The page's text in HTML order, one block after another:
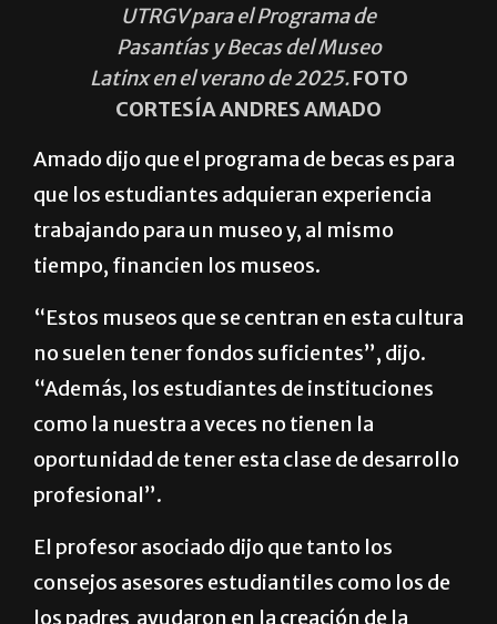
UTRGV para el Programa de
Pasantías y Becas del Museo
Latinx en el verano de 2025.FOTO
CORTESÍA ANDRES AMADO
Amado dijo que el programa de becas es para
que los estudiantes adquieran experiencia
trabajando para un museo y, al mismo
tiempo, financien los museos.
“Estos museos que se centran en esta cultura
no suelen tener fondos suficientes”, dijo.
“Además, los estudiantes de instituciones
como la nuestra a veces no tienen la
oportunidad de tener esta clase de desarrollo
profesional”.
El profesor asociado dijo que tanto los
consejos asesores estudiantiles como los de
los padres ayudaron en la creación de la